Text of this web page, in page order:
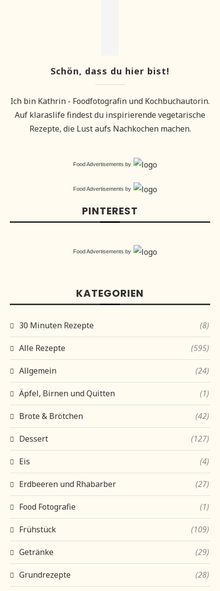
Schön, dass du hier bist!
Ich bin Kathrin - Foodfotografin und Kochbuchautorin.
Auf klaraslife findest du inspirierende vegetarische
Rezepte, die Lust aufs Nachkochen machen.
Food Advertisements by
Food Advertisements by
PINTEREST
Food Advertisements by
KATEGORIEN
30 Minuten Rezepte (8)
Alle Rezepte (595)
Allgemein (24)
Äpfel, Birnen und Quitten (1)
Brote & Brötchen (42)
Dessert (127)
Eis (4)
Erdbeeren und Rhabarber (27)
Food Fotografie (1)
Frühstück (109)
Getränke (29)
Grundrezepte (28)